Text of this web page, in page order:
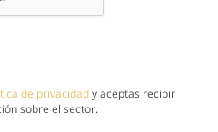
de privacidady aceptas recibir
sobre el sector.